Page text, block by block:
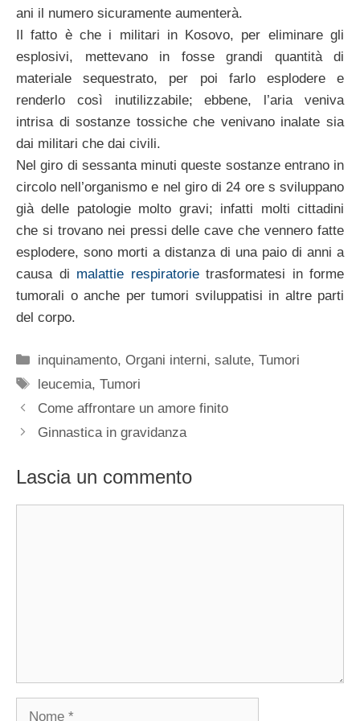
ani il numero sicuramente aumenterà.
Il fatto è che i militari in Kosovo, per eliminare gli
esplosivi, mettevano in fosse grandi quantità di
materiale sequestrato, per poi farlo esplodere e
renderlo così inutilizzabile; ebbene, l’aria veniva
intrisa di sostanze tossiche che venivano inalate sia
dai militari che dai civili.
Nel giro di sessanta minuti queste sostanze entrano in
circolo nell’organismo e nel giro di 24 ore s sviluppano
già delle patologie molto gravi; infatti molti cittadini
che si trovano nei pressi delle cave che vennero fatte
esplodere, sono morti a distanza di una paio di anni a
causa di malattie respiratorietrasformatesi in forme
tumorali o anche per tumori sviluppatisi in altre parti
del corpo.
Categorie
inquinamento,Organi interni,salute,Tumori
Tag
leucemia,Tumori
Come affrontare un amore finito
Ginnastica in gravidanza
Lascia un commento
Nome